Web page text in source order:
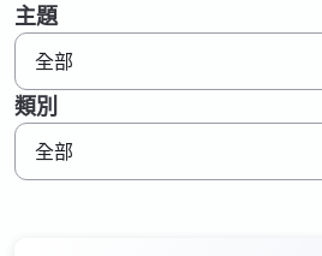
GenieAnalytics系列
GenieAnalytics
電信級大數據流量探索與分析
GenieAnalytics Deep Trace
化數據為洞察，讓網路效能最佳化
DDoS 防護
即時偵測與緩解 DDoS 與殭屍網路威脅
多租戶管理服務
為運營商挹注新營收的雲端託管服務
關於威睿
聯絡我們
主題
全部
類別
全部